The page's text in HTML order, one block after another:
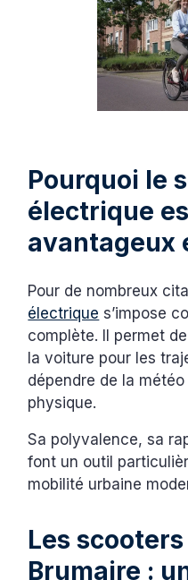
Pourquoi le
électrique
avantageux
Pour de nombreux
électrique s’impose
complète. Il permet
la voiture pour les
dépendre de la
physique.
Sa polyvalence, sa
font un outil
mobilité urbaine
Les
Brumaire :